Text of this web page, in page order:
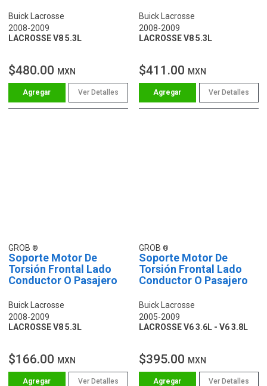
Buick Lacrosse
2008-2009
LACROSSE V8 5.3L
$480.00 MXN
Ver Detalles
Buick Lacrosse
2008-2009
LACROSSE V8 5.3L
$411.00 MXN
Ver Detalles
GROB
Soporte Motor De
Torsión Frontal Lado
Conductor O Pasajero
Buick Lacrosse
2008-2009
LACROSSE V8 5.3L
$166.00 MXN
Ver Detalles
GROB
Soporte Motor De
Torsión Frontal Lado
Conductor O Pasajero
Buick Lacrosse
2005-2009
LACROSSE V6 3.6L - V6 3.8L
$395.00 MXN
Ver Detalles